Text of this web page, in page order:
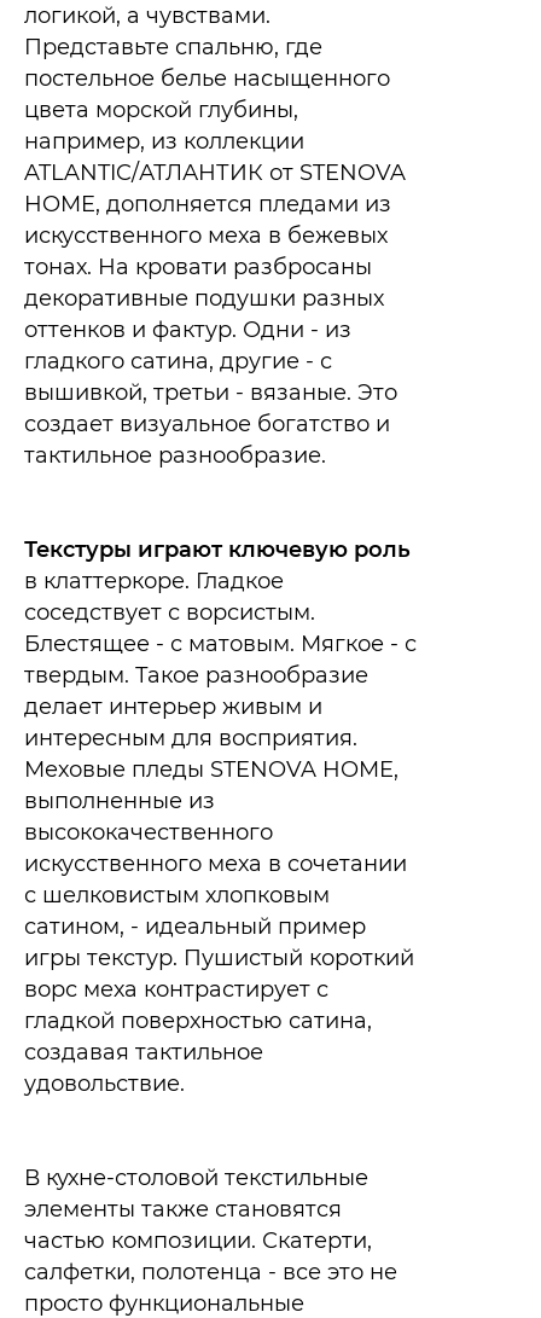
логикой, а чувствами.​
Представьте спальню, где
постельное белье насыщенного
цвета морской глубины,
например, из коллекции
ATLANTIC/АТЛАНТИК от STENOVA
HOME, дополняется пледами из
искусственного меха в бежевых
тонах. На кровати разбросаны
декоративные подушки разных
оттенков и фактур. Одни - из
гладкого сатина, другие - с
вышивкой, третьи - вязаные. Это
создает визуальное богатство и
тактильное разнообразие.
Текстуры играют ключевую роль
в клаттеркоре. Гладкое
соседствует с ворсистым.
Блестящее - с матовым. Мягкое - с
твердым. Такое разнообразие
делает интерьер живым и
интересным для восприятия.
Меховые пледы STENOVA HOME,
выполненные из
высококачественного
искусственного меха в сочетании
с шелковистым хлопковым
сатином, - идеальный пример
игры текстур. Пушистый короткий
ворс меха контрастирует с
гладкой поверхностью сатина,
создавая тактильное
удовольствие.​
В кухне-столовой текстильные
элементы также становятся
частью композиции. Скатерти,
салфетки, полотенца - все это не
просто функциональные